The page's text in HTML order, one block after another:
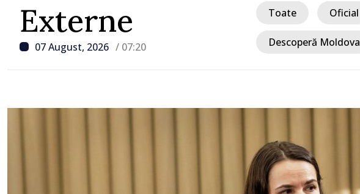
Externe
07 August, 2026 / 07:20
Toate Oficial
Descoperă Moldova
Linia electrică de 330 kV Bălți–
Dnestrovsk, grav avariată în urma
calamităților naturale